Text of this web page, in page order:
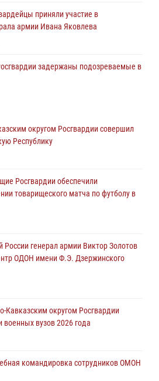
приняли участие в
армии Ивана Яковлева
задержаны подозреваемые в
в причинении имущественного ущерба
мужчину, устроившего дебош в
спецназа Росгвардии
мошенничестве под видом оказания
округом Росгвардии совершил
Республику
Росгвардии обеспечили
товарищеского матча по футболу в
России генерал армии Виктор Золотов
ОДОН имени Ф.Э. Дзержинского
Кавказским округом Росгвардии
военных вузов 2026 года
командировка сотрудников ОМОН